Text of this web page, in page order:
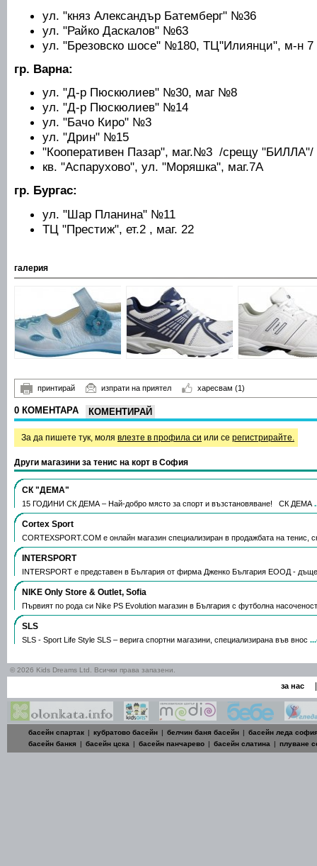
ул. "княз Александър Батемберг" №36
ул. "Райко Даскалов" №63
ул. "Брезовско шосе" №180, ТЦ"Илиянци", м-н 7
гр. Варна:
ул. "Д-р Пюскюлиев" №30, маг №8
ул. "Д-р Пюскюлиев" №14
ул. "Бачо Киро" №3
ул. "Дрин" №15
"Кооперативен Пазар", маг.№3 /срещу "БИЛЛА"/
кв. "Аспарухово", ул. "Моряшка", маг.7А
гр. Бургас:
ул. "Шар Планина" №11
ТЦ "Престиж", ет.2 , маг. 22
галерия
принтирай изпрати на приятел харесвам (1)
0 КОМЕНТАРА КОМЕНТИРАЙ
За да пишете тук, моля влезте в профила си или се регистрирайте.
Други магазини за тенис на корт в София
СК "ДЕМА"
15 ГОДИНИ СК ДЕМА – Най-добро място за спорт и възстановяване! СК ДЕМА
Cortex Sport
CORTEXSPORT.COM е онлайн магазин специализиран в продажбата на тенис,
INTERSPORT
INTERSPORT е представен в България от фирма Дженко България ЕООД -
NIKE Only Store & Outlet, Sofia
Първият по рода си Nike PS Evolution магазин в България с футболна
SLS
SLS - Sport Life Style SLS – верига спортни магазини, специализирана във внос
© 2026 Kids Dreams Ltd. Всички права запазени.
за нас
басейн спартак | кубратово басейн | белчин баня басейн | басейн леда
басейн банкя
| басейн цска | басейн панчарево | басейн слатина | плуване